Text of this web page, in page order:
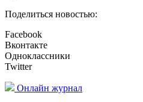
Поделиться новостью:
Facebook
Вконтакте
Одноклассники
Twitter
Онлайн журнал